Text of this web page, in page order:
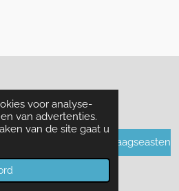
voor analyse-
van advertenties.
van de site gaat u
avond4daagseasten